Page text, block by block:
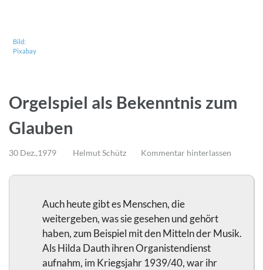
Bild:
Pixabay
Orgelspiel als Bekenntnis zum
Glauben
30 Dez.,1979 Helmut Schütz Kommentar hinterlassen
Auch heute gibt es Menschen, die
weitergeben, was sie gesehen und gehört
haben, zum Beispiel mit den Mitteln der Musik.
Als Hilda Dauth ihren Organistendienst
aufnahm, im Kriegsjahr 1939/40, war ihr